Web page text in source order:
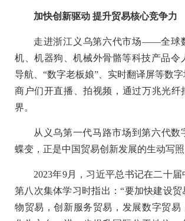
加快创新驱动 提升贸易核心竞争力
走进浙江义乌第六代市场——全球
机、机器狗、机械外骨骼等科技产品令
导航、“数字老板娘”、实时翻译屏等数字
商户们开直播、拍视频，通过万兆光纤
界。
从义乌第一代马路市场到第六代数
蝶变，正是中国贸易创新发展的生动写照
2023年9月，习近平总书记在二十
第八次集体学习时指出：“要加快建设
物贸易，创新服务贸易，发展数字贸易